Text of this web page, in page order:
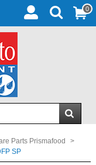
0
Parts Prismafood
>
SP